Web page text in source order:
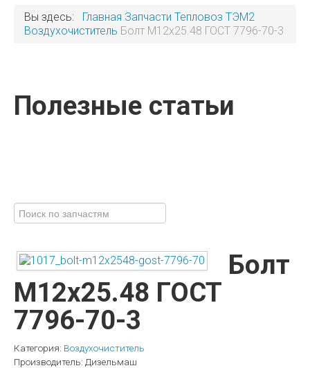
Вы здесь: Главная Запчасти Тепловоз ТЭМ2
Воздухочиститель Болт М12x25.48 ГОСТ 7796-70-3
Полезные статьи
Болт
М12x25.48 ГОСТ
7796-70-3
Категория: Воздухочиститель
Производитель: Дизельмаш